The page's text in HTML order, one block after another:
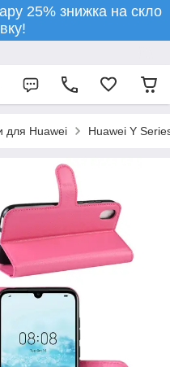
25% знижка на скло
для Huawei Huawei Y